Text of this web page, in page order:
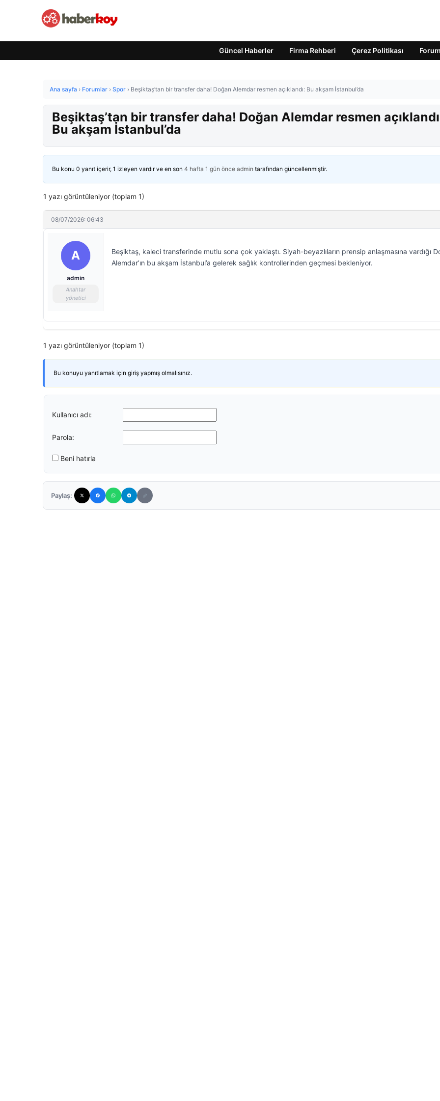
Güncel Haberler Firma Rehberi Çerez Politikası Forum
Ana sayfa › Forumlar › Spor › Beşiktaş’tan bir transfer daha! Doğan Alemdar resmen açıklandı: Bu akşam İstanbul’da
Beşiktaş’tan bir transfer daha! Doğan Alemdar resmen
Bu akşam İstanbul’da
Bu konu 0 yanıt içerir, 1 izleyen vardır ve en son 4 hafta 1 gün önce admin tarafından güncellenmiştir.
1 yazı görüntüleniyor (toplam 1)
08/07/2026: 06:43
A
admin
Anahtar
yönetici
Beşiktaş, kaleci transferinde mutlu sona çok yaklaştı. Siyah-beyazlıların prensip anlaşmasına vardığı
Alemdar’ın bu akşam İstanbul’a gelerek sağlık kontrollerinden geçmesi bekleniyor.
1 yazı görüntüleniyor (toplam 1)
Bu konuyu yanıtlamak için giriş yapmış olmalısınız.
Kullanıcı adı:
Parola:
Beni hatırla
Paylaş: